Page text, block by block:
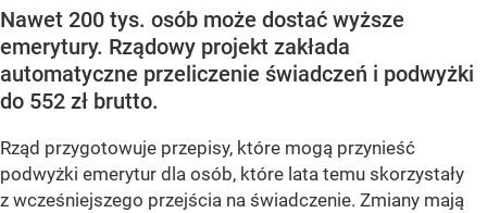
Nawet 200 tys. osób może dostać wyższe
emerytury. Rządowy projekt zakłada
automatyczne przeliczenie świadczeń i podwyżki
do 552 zł brutto.
Rząd przygotowuje przepisy, które mogą przynieść
podwyżki emerytur dla osób, które lata temu skorzystały
z wcześniejszego przejścia na świadczenie. Zmiany mają